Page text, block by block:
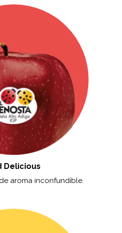
Delicious
aroma inconfundible.